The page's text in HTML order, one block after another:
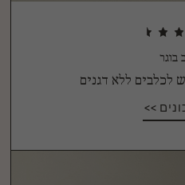
בוגר
לכלבים ללא דגנים
>>